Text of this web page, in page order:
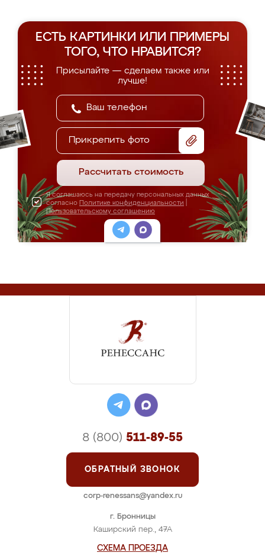
ЕСТЬ КАРТИНКИ ИЛИ ПРИМЕРЫ
ТОГО, ЧТО НРАВИТСЯ?
Присылайте — сделаем также или
лучше!
Прикрепить фото
Рассчитать стоимость
Я соглашаюсь на передачу персональных данных
согласно Политике конфиденциальности
Пользовательскому соглашению
г. Бронницы
Каширский пер., 47А
СХЕМА ПРОЕЗДА
8 (800) 511-89-55
ОБРАТНЫЙ ЗВОНОК
corp-renessans@yandex.ru